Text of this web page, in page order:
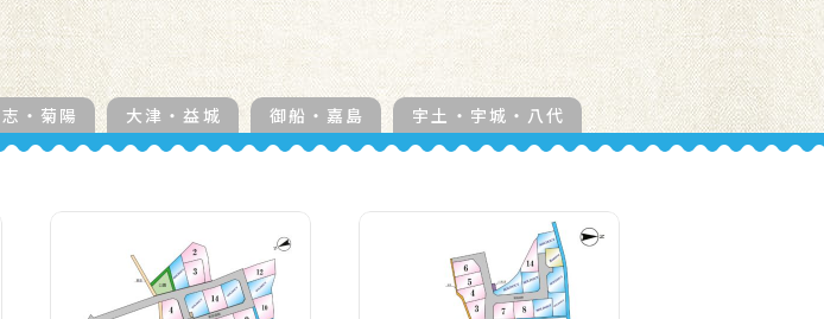
・菊陽 大津・益城 御船・嘉島 宇土・宇城・八代